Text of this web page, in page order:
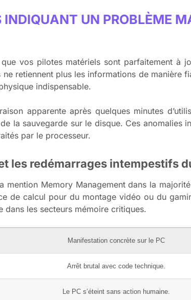
UN PROBLÈME
vos pilotes matériels sont parfaitement à
retiennent plus les informations de manière
indispensable.
apparente après quelques minutes
la sauvegarde sur le disque. Ces anomalies
par le processeur.
les redémarrages intempestifs
mention Memory Management dans la
de calcul pour du montage vidéo ou du
les secteurs mémoire critiques.
Manifestation concrète sur le PC
Arrêt brutal avec code technique.
Le PC s’éteint sans action humaine.